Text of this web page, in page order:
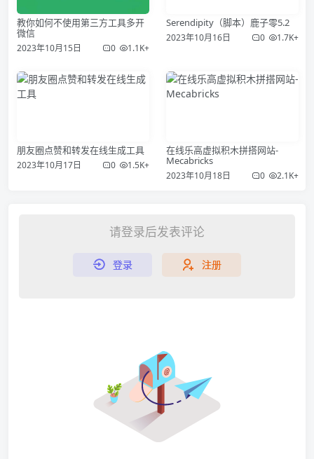
教你如何不使用第三方工具多开
微信
2023年10月15日 0 1.1K+
Serendipity（脚本）鹿子零5.2
2023年10月16日 0 1.7K+
朋友圈点赞和转发在线生成工具
2023年10月17日 0 1.5K+
在线乐高虚拟积木拼搭网站-
Mecabricks
2023年10月18日 0 2.1K+
请登录后发表评论
登录 注册